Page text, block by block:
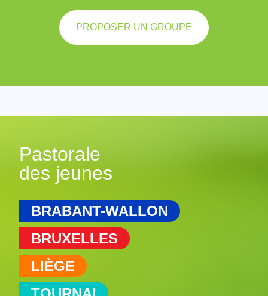
PROPOSER UN GROUPE
Pastorale
des jeunes
BRABANT-WALLON
BRUXELLES
LIÈGE